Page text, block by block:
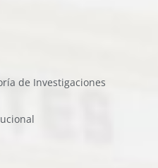
de Investigaciones